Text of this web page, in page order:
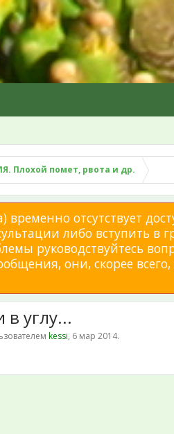
Плохой помет, рвота и др.
отсутствует
либо вступить в
руководствуйтесь
они, скорее всего,
в углу...
kessi, 6 мар 2014.